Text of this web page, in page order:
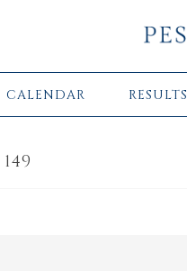
CALENDAR RESULTS